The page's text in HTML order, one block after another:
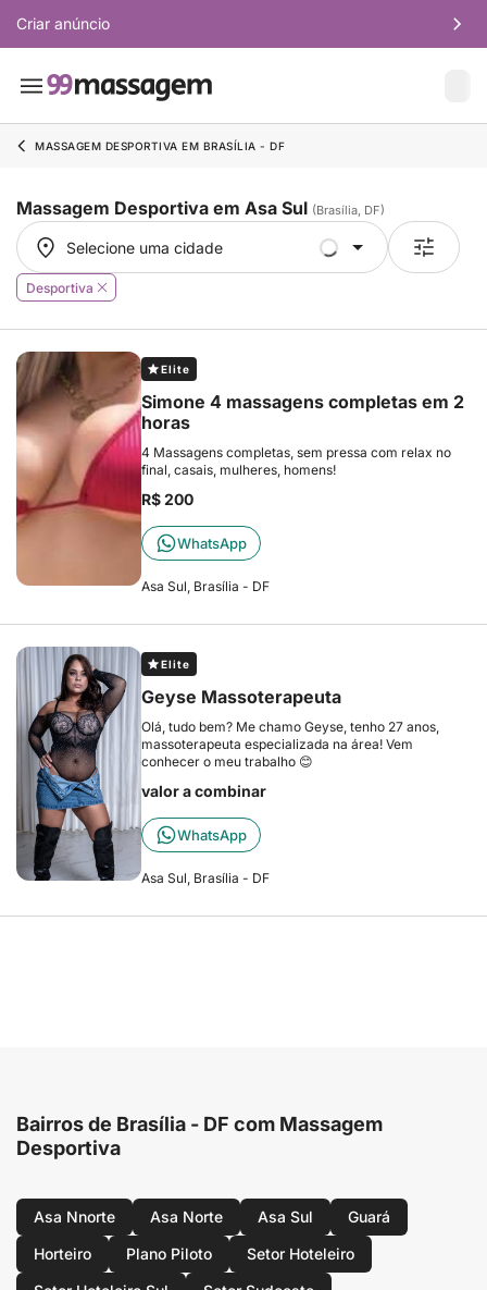
Criar anúncio
MASSAGEM DESPORTIVA EM BRASÍLIA - DF
Massagem Desportiva em Asa Sul (Brasília, DF)
Selecione uma cidade
Selecione uma cidade
Desportiva
Elite
Simone 4 massagens completas em 2
horas
4 Massagens completas, sem pressa com relax no
final, casais, mulheres, homens!
R$ 200
WhatsApp
Asa Sul, Brasília - DF
Elite
Geyse Massoterapeuta
Olá, tudo bem? Me chamo Geyse, tenho 27 anos,
massoterapeuta especializada na área! Vem
conhecer o meu trabalho 😊
valor a combinar
WhatsApp
Asa Sul, Brasília - DF
Bairros de Brasília - DF com Massagem
Desportiva
Asa Nnorte Asa Norte Asa Sul
Guará
Horteiro
Plano Piloto
Setor Hoteleiro